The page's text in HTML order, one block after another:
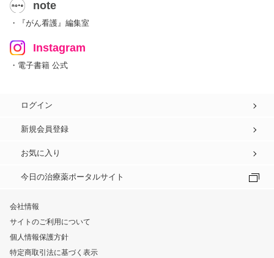
note
・『がん看護』編集室
Instagram
・電子書籍 公式
ログイン
新規会員登録
お気に入り
今日の治療薬ポータルサイト
会社情報
サイトのご利用について
個人情報保護方針
特定商取引法に基づく表示